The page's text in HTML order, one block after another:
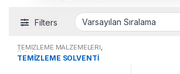
Filters
TEMİZLEME MALZEMELERİ,
Ürünler
TEMİZLEME SOLVENTİ